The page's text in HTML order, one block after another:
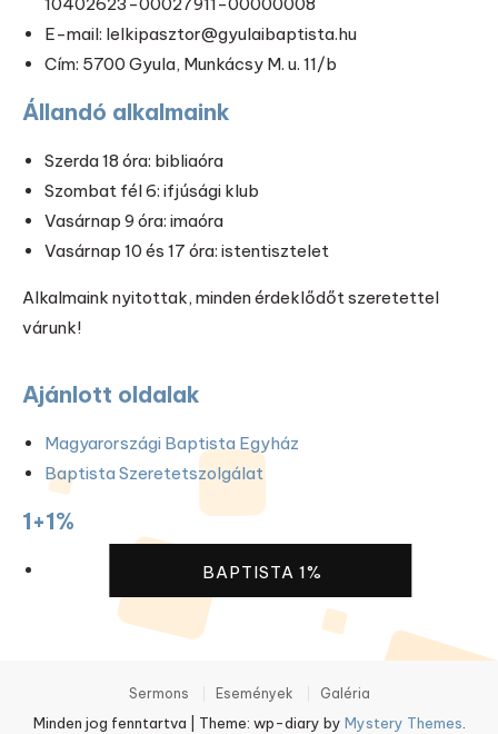
E-mail: lelkipasztor@gyulaibaptista.hu
Cím: 5700 Gyula, Munkácsy M. u. 11/b
Állandó alkalmaink
Szerda 18 óra: bibliaóra
Szombat fél 6: ifjúsági klub
Vasárnap 9 óra: imaóra
Vasárnap 10 és 17 óra: istentisztelet
Alkalmaink nyitottak, minden érdeklődőt szeretettel
várunk!
Ajánlott oldalak
Magyarországi Baptista Egyház
Baptista Szeretetszolgálat
1+1%
BAPTISTA 1%
Sermons Események Galéria
Minden jog fenntartva Theme: wp-diary by Mystery Themes